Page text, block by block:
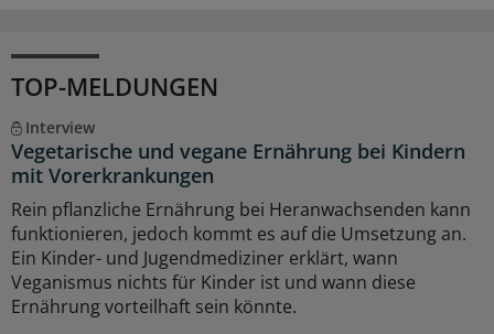
TOP-MELDUNGEN
Interview
Vegetarische und vegane Ernährung bei Kindern
mit Vorerkrankungen
Rein pflanzliche Ernährung bei Heranwachsenden kann
funktionieren, jedoch kommt es auf die Umsetzung an.
Ein Kinder- und Jugendmediziner erklärt, wann
Veganismus nichts für Kinder ist und wann diese
Ernährung vorteilhaft sein könnte.